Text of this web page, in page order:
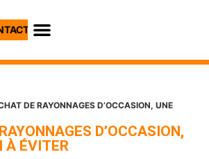
DE RAYONNAGES D’OCCASION, UNE
D’OCCASION,
À ÉVITER